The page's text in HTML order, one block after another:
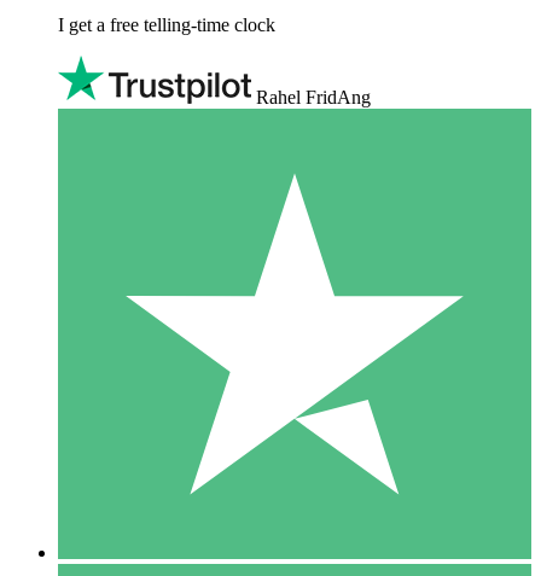
I get a free telling-time clock
Rahel FridAng